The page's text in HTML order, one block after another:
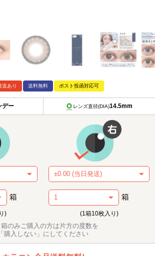
送あり 送料無料 ポスト投函対応可
デー レンズ直径(DIA)14.5mm
箱
)
箱
(1箱10枚入り)
のみご購入の方は片方の度数を
「購入しない」にしてください